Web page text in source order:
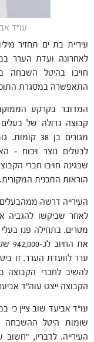
עו"ד
עיריית בת ים תחזיר
לאחרונה ועדת הערר
חויבו בהיטל השבחה
התאפשרה במסגרת
המדובר בקרקע
לבעלים נוצר ויכוח
שבגינה חויבו חברי
הוראות התכנית המקורית.
מטרים. בתחילה פנו
את
ערר לוועדת הערר. זו
להשיב לחברי הקבוצה
הקבוצה ייצגו עוה"ד
עו"ד אביעד שוב ציין כי
שומות היטל ההשבחה
העירייה. לדבריו, "חשוב